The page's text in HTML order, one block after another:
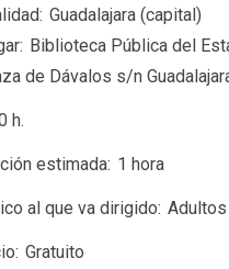
Guadalajara (capital)
Biblioteca Pública del
de Dávalos s/n
h.
estimada 1 hora
al que va dirigido Adultos
Gratuito